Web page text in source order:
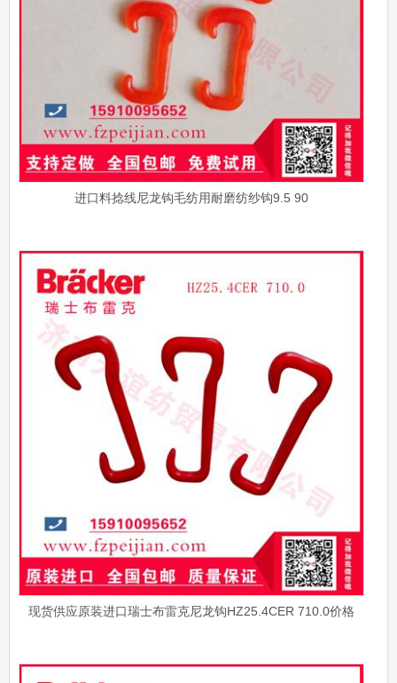
进口料捻线尼龙钩毛纺用耐磨纺纱钩9.5 90
现货供应原装进口瑞士布雷克尼龙钩HZ25.4CER 710.0价格